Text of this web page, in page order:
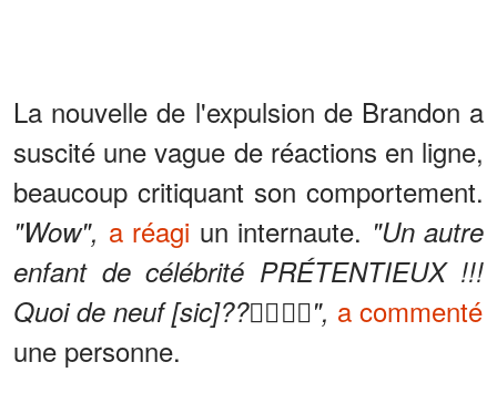
La nouvelle de l'expulsion de Brandon a
suscité une vague de réactions en ligne,
beaucoup critiquant son comportement.
"Wow", a réagi un internaute. "Un autre
enfant de célébrité PRÉTENTIEUX !!!
Quoi de neuf [sic]??🤷‍♀️🤷‍♀️", a commenté
une personne.